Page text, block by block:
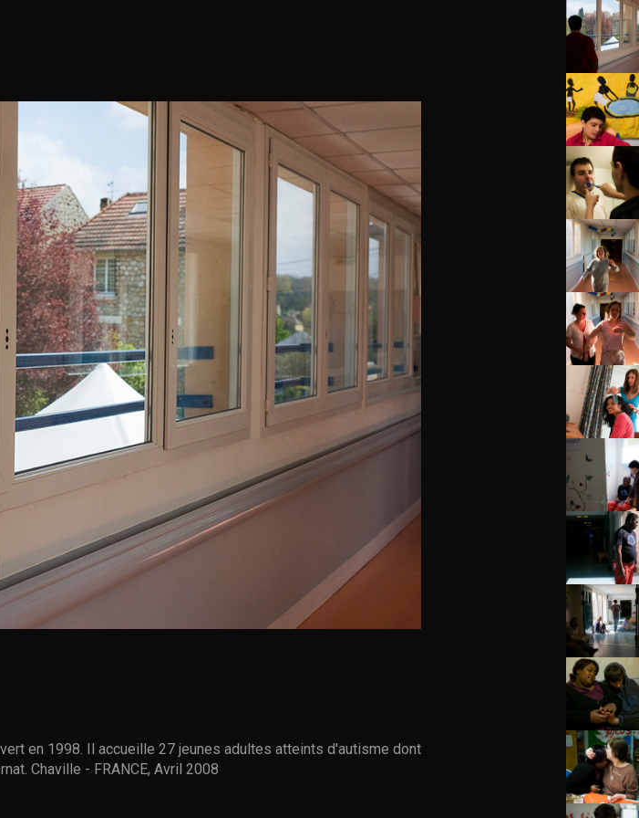
en 1998. Il accueille 27 jeunes adultes atteints d'autisme dont
Chaville - FRANCE, Avril 2008